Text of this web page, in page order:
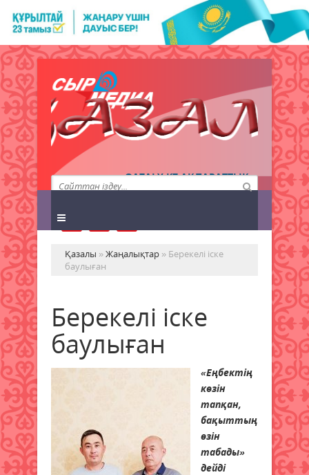
QAZALY.KZ АҚПАРАТТЫҚ
АГЕНТТІГІ
Қазалы »Жаңалықтар » Берекелі іске
баулыған
Берекелі іске
баулыған
«Еңбектің
көзін
тапқан,
бақыттың
өзін
табады»
дейді